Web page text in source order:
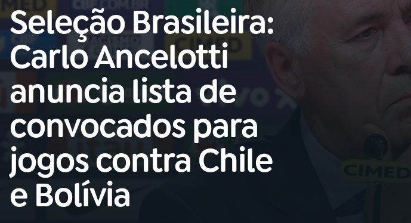
Buscar
na
Rádio
Nacional
01 INÍCIO
02 A RÁDIO
03 PROGRAMAÇÃO
04PROGRAMAS
Seleção Brasileira:
Carlo Ancelotti
anuncia lista de
convocados para
jogos contra Chile
e Bolívia